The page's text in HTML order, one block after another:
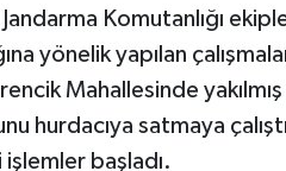
Komutanlığı
yönelik yapılan
Mahallesinde
hurdacıya satmaya
işlemler başladı.